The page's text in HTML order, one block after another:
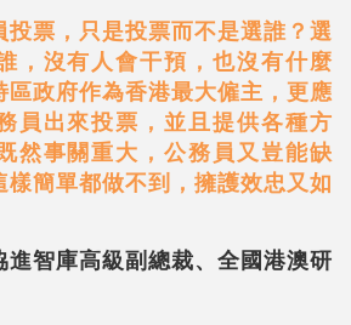
投票，只是投票而不是選誰？選
，沒有人會干預，也沒有什麼
區政府作為香港最大僱主，更應
員出來投票，並且提供各種方
然事關重大，公務員又豈能缺
樣簡單都做不到，擁護效忠又如
進智庫高級副總裁、全國港澳研